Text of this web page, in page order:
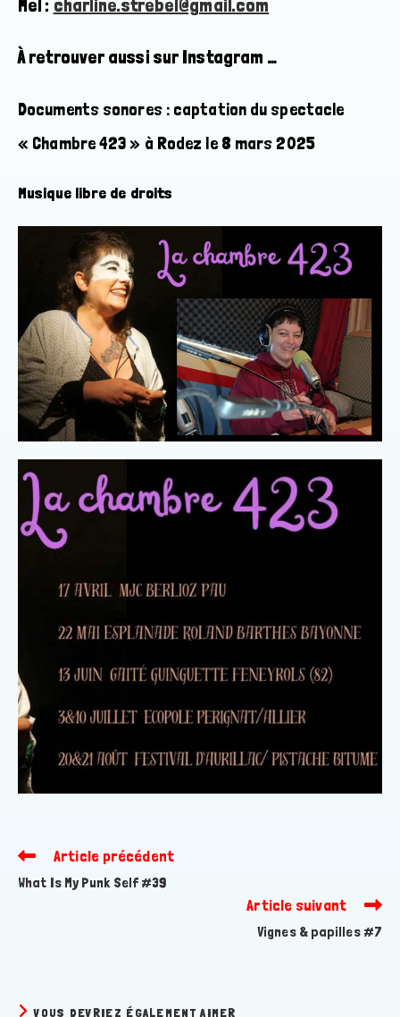
Mel : charline.strebel@gmail.com
À retrouver aussi sur Instagram …
Documents sonores : captation du spectacle
« Chambre 423 » à Rodez le 8 mars 2025
Musique libre de droits
Read
articles
Article précédent
What Is My Punk Self #39
Article suivant
Vignes & papilles #7
VOUS DEVRIEZ ÉGALEMENT AIMER